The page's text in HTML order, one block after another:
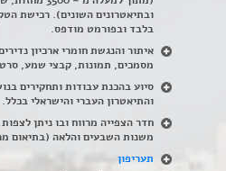
ובתיאטרונים השונים). רכישת
בלבד ובפורמט מודפס.
איתור והנגשת חומרי ארכיון
מסמכים, תמונות, קבצי שמע,
סיוע בהכנת עבודות ותחקירים
והתיאטרון העברי והישראלי בכלל.
משנות השבעים והלאה (בתיאום
תעריפון